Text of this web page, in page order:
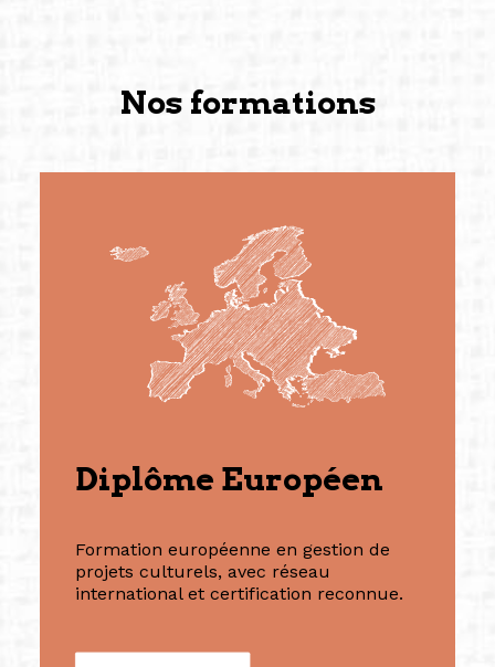
Nos formations
Diplôme Européen
Formation européenne en gestion de
projets culturels, avec réseau
international et certification reconnue.